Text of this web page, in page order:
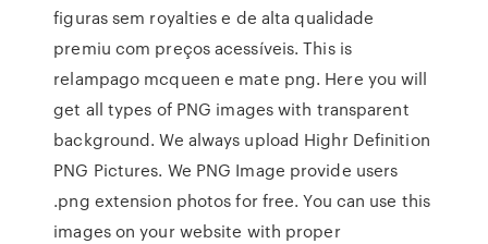
figuras sem royalties e de alta qualidade
premiu com preços acessíveis. This is
relampago mcqueen e mate png. Here you will
get all types of PNG images with transparent
background. We always upload Highr Definition
PNG Pictures. We PNG Image provide users
.png extension photos for free. You can use this
images on your website with proper